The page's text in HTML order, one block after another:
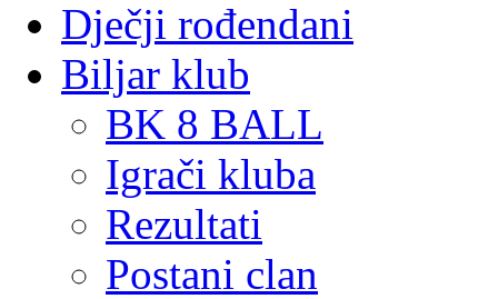
Dječji rođendani
Biljar klub
BK 8 BALL
Igrači kluba
Rezultati
Postani clan